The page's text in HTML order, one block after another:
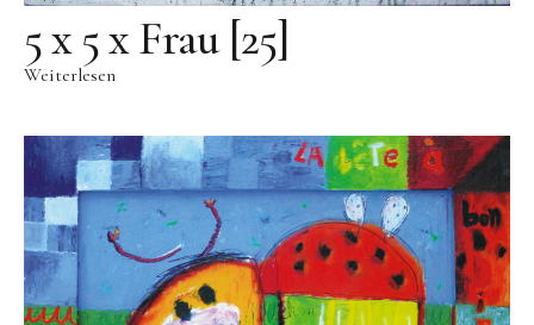
Ingelheim am Rhein
Kassel
Rom, Italien
San Lorenzo, Italien
Schwalbach
Zug, Schweiz
5 x 5 x Frau [25]
Weiterlesen